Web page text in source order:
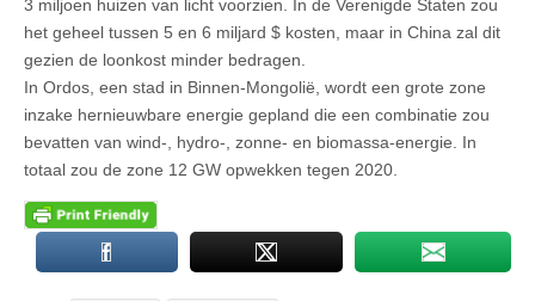
3 miljoen huizen van licht voorzien. In de Verenigde Staten zou
het geheel tussen 5 en 6 miljard $ kosten, maar in China zal dit
gezien de loonkost minder bedragen.
In Ordos, een stad in Binnen-Mongolië, wordt een grote zone
inzake hernieuwbare energie gepland die een combinatie zou
bevatten van wind-, hydro-, zonne- en biomassa-energie. In
totaal zou de zone 12 GW opwekken tegen 2020.